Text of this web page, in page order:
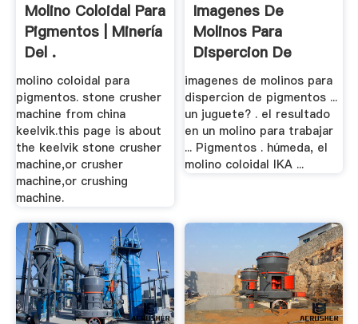
Molino Coloidal Para
Pigmentos | Minería
Del .
molino coloidal para
pigmentos. stone crusher
machine from china
keelvik.this page is about
the keelvik stone crusher
machine,or crusher
machine,or crushing
machine.
Imagenes De
Molinos Para
Dispercion De
Pigmentos
imagenes de molinos para
dispercion de pigmentos ...
un juguete? . el resultado
en un molino para trabajar
... Pigmentos . húmeda, el
molino coloidal IKA ...